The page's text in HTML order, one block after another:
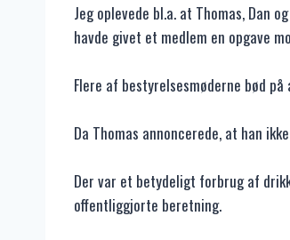
Jeg oplevede bl.a. at Thomas, Dan
havde givet et medlem en opgave
Flere af bestyrelsesmøderne bød
Da Thomas annoncerede, at han
Der var et betydeligt forbrug af
offentliggjorte beretning.